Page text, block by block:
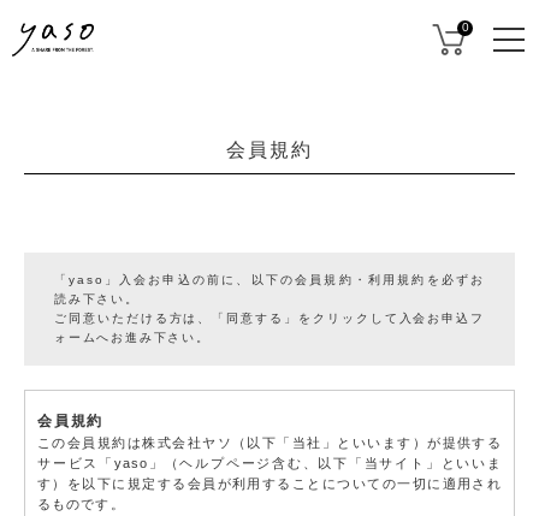
0
会員規約
「yaso」入会お申込の前に、以下の会員規約・利用規約を必ずお
読み下さい。
ご同意いただける方は、「同意する」をクリックして入会お申込フ
ォームへお進み下さい。
会員規約
この会員規約は株式会社ヤソ（以下「当社」といいます）が提供する
サービス「yaso」（ヘルプページ含む、以下「当サイト」といいま
す）を以下に規定する会員が利用することについての一切に適用され
るものです。